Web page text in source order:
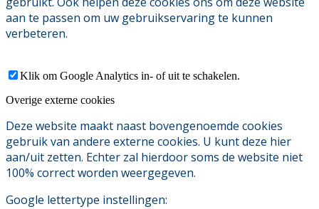
aan te passen om uw gebruikservaring te kunnen
verbeteren.
Klik om Google Analytics in- of uit te schakelen.
Overige externe cookies
Deze website maakt naast bovengenoemde cookies
gebruik van andere externe cookies. U kunt deze hier
aan/uit zetten. Echter zal hierdoor soms de website niet
100% correct worden weergegeven.
Google lettertype instellingen: